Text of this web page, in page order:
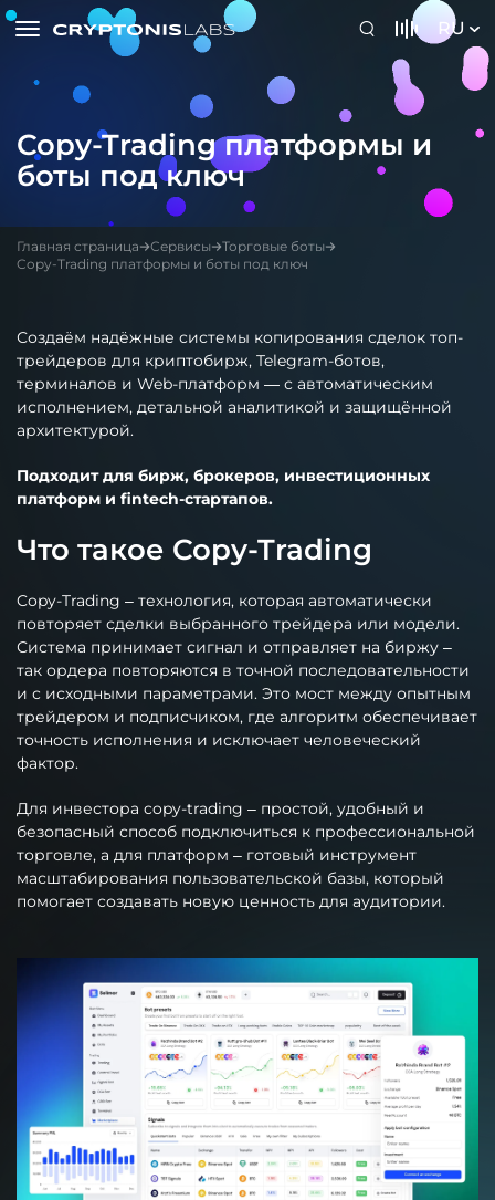
RU
Copy-Trading платформы и
боты под ключ
Главная страница Сервисы
Торговые боты
Copy-Trading платформы и боты под ключ
Создаём надёжные системы копирования сделок топ-
трейдеров для криптобирж, Telegram-ботов,
терминалов и Web-платформ — с автоматическим
исполнением, детальной аналитикой и защищённой
архитектурой.
Подходит для бирж, брокеров, инвестиционных
платформ и fintech-стартапов.
Что такое Copy-Trading
Copy-Trading – технология, которая автоматически
повторяет сделки выбранного трейдера или модели.
Система принимает сигнал и отправляет на биржу –
так ордера повторяются в точной последовательности
и с исходными параметрами. Это мост между опытным
трейдером и подписчиком, где алгоритм обеспечивает
точность исполнения и исключает человеческий
фактор.
Для инвестора copy-trading – простой, удобный и
безопасный способ подключиться к профессиональной
торговле, а для платформ – готовый инструмент
масштабирования пользовательской базы, который
помогает создавать новую ценность для аудитории.